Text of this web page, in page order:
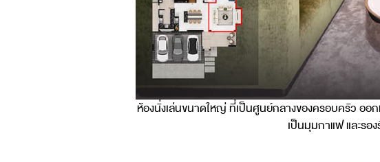
ห้องนั่งเล่นขนาดใหญ่ ที่เป็นศูนย์กลางของครอบครัว อ
เป็นมุมกาแฟ และรอ